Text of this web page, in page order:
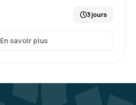
3 jours
En savoir plus